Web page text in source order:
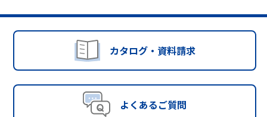
カタログ・資料請求
よくあるご質問